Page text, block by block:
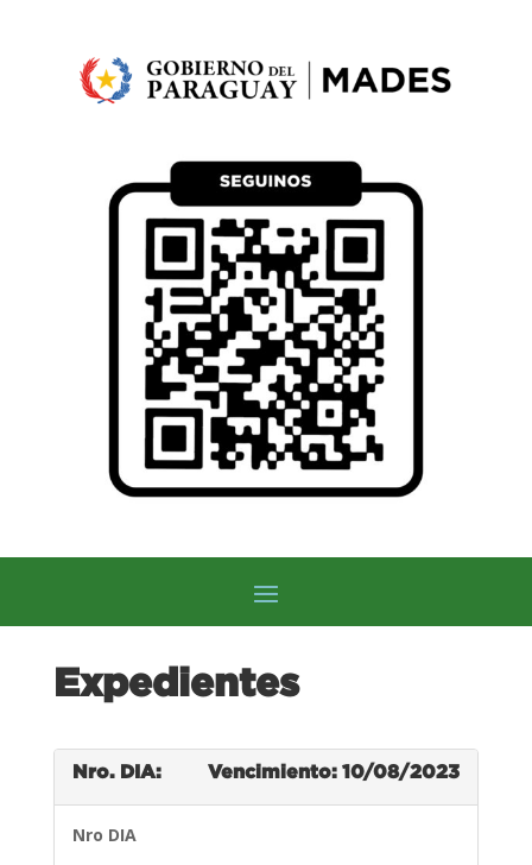
Expedientes
Nro. DIA: Vencimiento: 10/08/2023
Nro DIA